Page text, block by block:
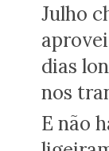
Julho
dias
nos
E não